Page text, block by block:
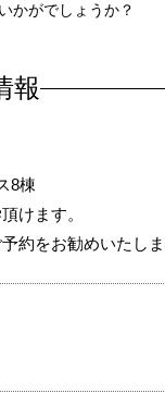
かがでしょうか？
報
8棟
けます。
約をお勧めいたしま